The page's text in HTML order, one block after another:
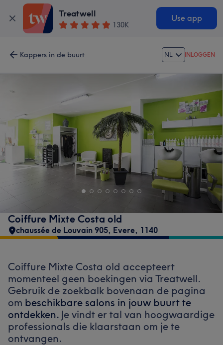
Treatwell
130K
Use app
Kappers in de buurt NL INLOGGEN
Coiffure Mixte Costa old
chaussée de Louvain 905, Evere, 1140
Coiffure Mixte Costa old accepteert
momenteel geen boekingen via Treatwell.
Gebruik de zoekbalk bovenaan de pagina
om beschikbare salons in jouw buurt te
ontdekken. Je vindt er tal van hoogwaardige
professionals die klaarstaan om je te
ontvangen.